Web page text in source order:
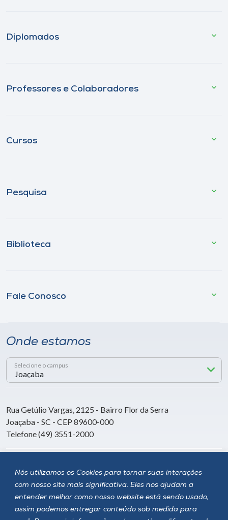
Nós utilizamos os Cookies para tornar suas interações
com nosso site mais significativa. Eles nos ajudam a
entender melhor como nosso website está sendo usado,
assim podemos entregar conteúdo sob medida para
Diplomados
Professores e Colaboradores
Cursos
Pesquisa
Biblioteca
Fale Conosco
Onde estamos
Selecione o campus
Rua Getúlio Vargas, 2125 - Bairro Flor da Serra
Joaçaba - SC - CEP 89600-000
Telefone (49) 3551-2000
Siga a Unoesc